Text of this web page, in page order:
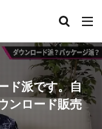
ド派です。自
ンロード販売